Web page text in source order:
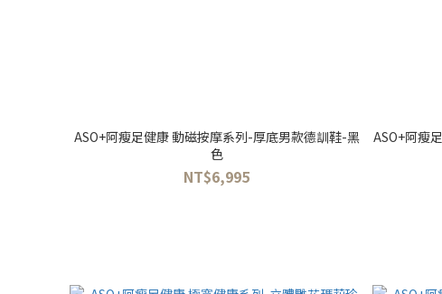
ASO+阿瘦足健康 動磁按摩系列-厚底男款德訓鞋-黑
色
NT$6,995
ASO+阿瘦